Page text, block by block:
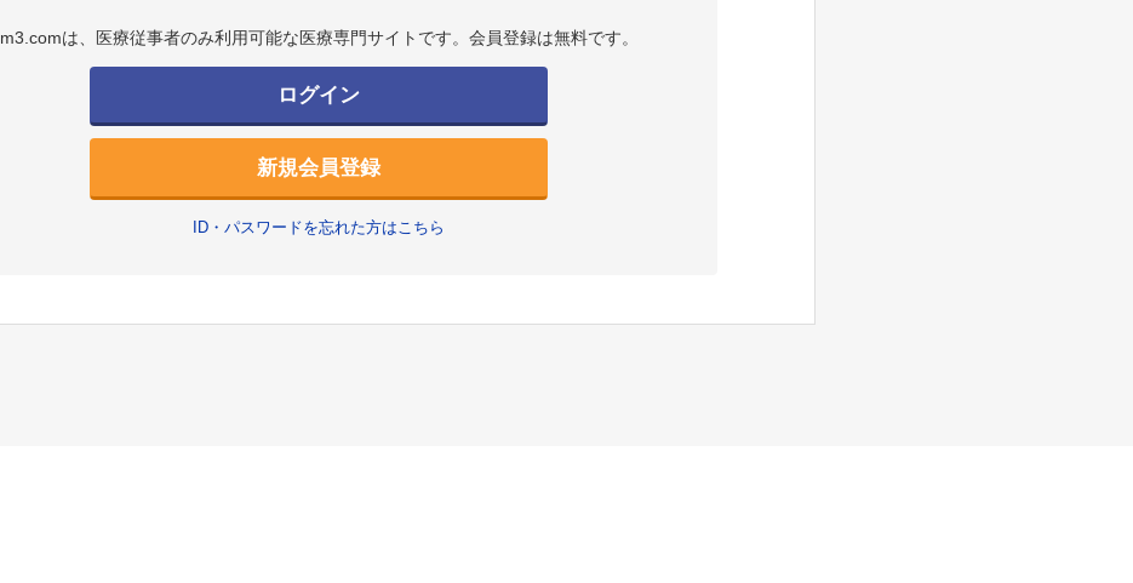
m3.comは、医療従事者のみ利用可能な医療専門サイトです。会員登録は無料です。
ログイン
新規会員登録
ID・パスワードを忘れた方はこちら